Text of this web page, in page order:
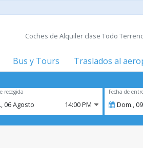
Coches de Alquiler clase Todo
Bus y Tours
Traslados al
recogida
06Agosto 14:00 PM
Fecha de
Dom.,09